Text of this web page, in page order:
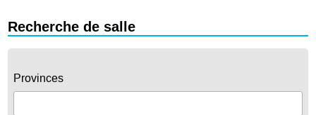
Recherche de salle
Provinces